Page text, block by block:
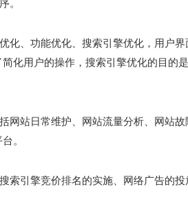
。
化、功能优化、搜索引擎优化，用户界
化用户的操作，搜索引擎优化的目的
网站日常维护、网站流量分析、网站故
。
索引擎竞价排名的实施、网络广告的投